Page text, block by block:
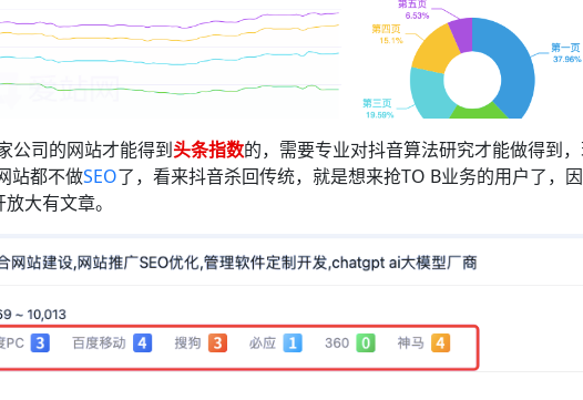
公司的网站才能得到头条指数的，需要专业对抖音算法研究才能做得到
站都不做SEO了，看来抖音杀回传统，就是想来抢TO B业务的用户了，
大有文章。